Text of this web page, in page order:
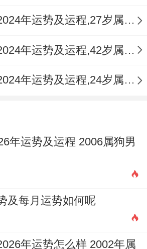
月生人与年支伏吟，加剧土
见；丑月生人丑午相害，需
力佳，但流年火旺生土，可
迟缓的倾向，在快速变化的
应不及，此年适合夯实基
有范围避免盲目拓展新项
2026年在学业/事业在领域
1997年属牛女2024年运势及运程,27岁属牛人2024全年每月运势女性如何
1982年属狗女2024年运势及运程,42岁属狗人2024全年每月运势女性如何
2000年属龙女2024年运势及运程,24岁属龙人2024全年每月运势女性如何
年运势及运程 2006属狗男
及每月运势如何呢
年运势怎么样 2002年属